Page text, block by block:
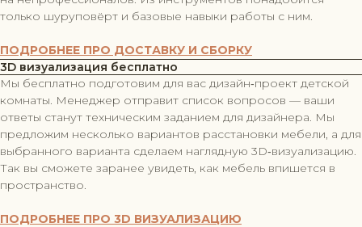
только шуруповёрт и базовые навыки работы с ним.
ПОДРОБНЕЕ ПРО ДОСТАВКУ И СБОРКУ
3D визуализация бесплатно
Мы бесплатно подготовим для вас дизайн‑проект детской
комнаты. Менеджер отправит список вопросов — ваши
ответы станут техническим заданием для дизайнера. Мы
предложим несколько вариантов расстановки мебели, а для
выбранного варианта сделаем наглядную 3D‑визуализацию.
Так вы сможете заранее увидеть, как мебель впишется в
пространство.
ПОДРОБНЕЕ ПРО 3D ВИЗУАЛИЗАЦИЮ